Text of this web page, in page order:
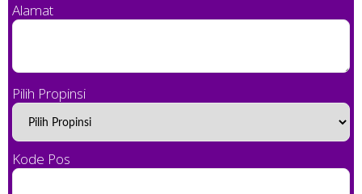
Alamat
Pilih Propinsi
Kode Pos